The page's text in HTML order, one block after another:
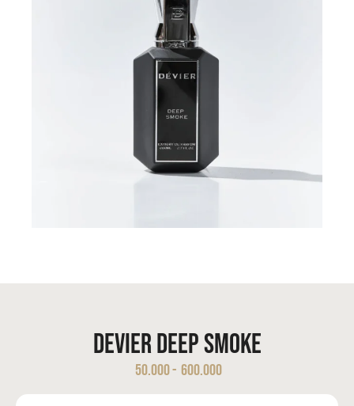
Devier Deep Smoke
50.000- 600.000